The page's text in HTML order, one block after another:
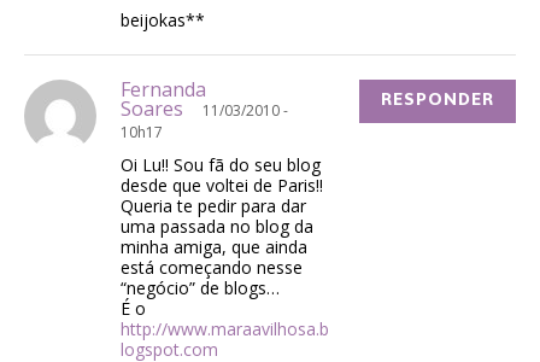
beijokas**
Fernanda
Soares
11/03/2010 -
10h17
Oi Lu!! Sou fã do seu blog
desde que voltei de Paris!!
Queria te pedir para dar
uma passada no blog da
minha amiga, que ainda
está começando nesse
“negócio” de blogs…
É o
http://www.maraavilhosa.b
logspot.com
RESPONDER